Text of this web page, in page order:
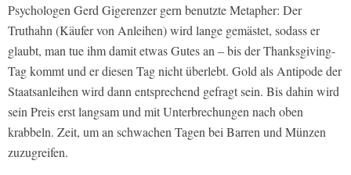
Psychologen Gerd Gigerenzer gern benutzte Metapher: Der
Truthahn (Käufer von Anleihen) wird lange gemästet, sodass er
glaubt, man tue ihm damit etwas Gutes an – bis der Thanksgiving-
Tag kommt und er diesen Tag nicht überlebt. Gold als Antipode der
Staatsanleihen wird dann entsprechend gefragt sein. Bis dahin wird
sein Preis erst langsam und mit Unterbrechungen nach oben
krabbeln. Zeit, um an schwachen Tagen bei Barren und Münzen
zuzugreifen.